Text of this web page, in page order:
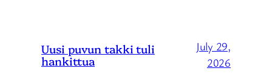
Uusi puvun takki tuli
hankittua
July 29,
2026